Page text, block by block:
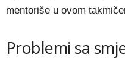
mentoriše u ovom
Problemi sa